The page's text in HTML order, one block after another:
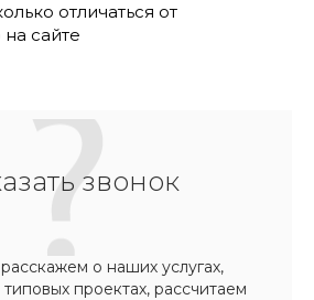
отличаться от
сайте
звонок
о наших услугах,
проектах, рассчитаем